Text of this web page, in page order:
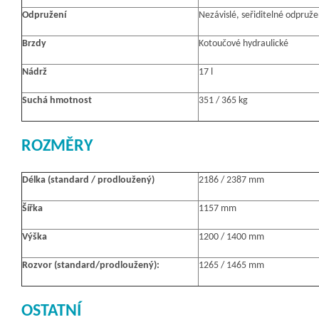
Odpružení Nezávislé, seřiditelné
Brzdy Kotoučové hydraulické
Nádrž 17 l
Suchá hmotnost 351 / 365 kg
ROZMĚRY
Délka (standard / prodloužený) 2186 / 2387 mm
Šířka 1157 mm
Výška 1200 / 1400 mm
Rozvor (standard/prodloužený): 1265 / 1465 mm
OSTATNÍ